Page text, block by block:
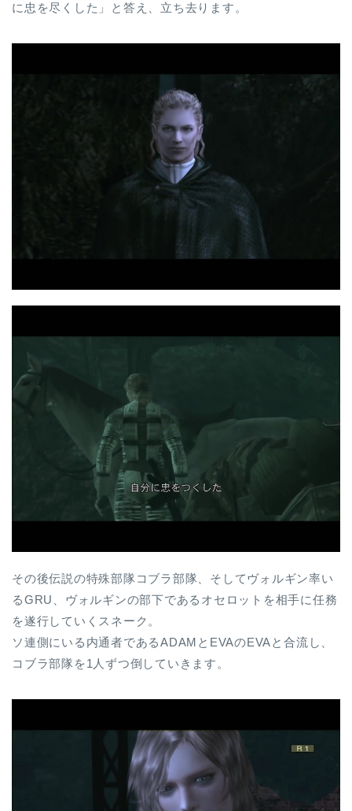
に忠を尽くした」と答え、立ち去ります。
その後伝説の特殊部隊コブラ部隊、そしてヴォルギン率い
るGRU、ヴォルギンの部下であるオセロットを相手に任務
を遂行していくスネーク。
ソ連側にいる内通者であるADAMとEVAのEVAと合流し、
コブラ部隊を1人ずつ倒していきます。